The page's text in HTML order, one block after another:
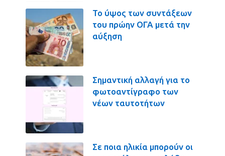
Το ύψος των συντάξεων
του πρώην ΟΓΑ μετά την
αύξηση
Σημαντική αλλαγή για το
φωτοαντίγραφο των
νέων ταυτοτήτων
Σε ποια ηλικία μπορούν οι